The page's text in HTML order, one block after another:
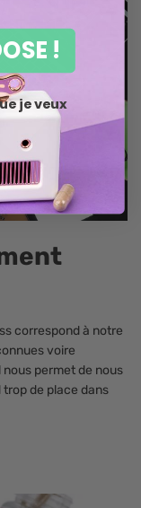
correspond à notre
voire
permet de nous
de place dans
!
je veux